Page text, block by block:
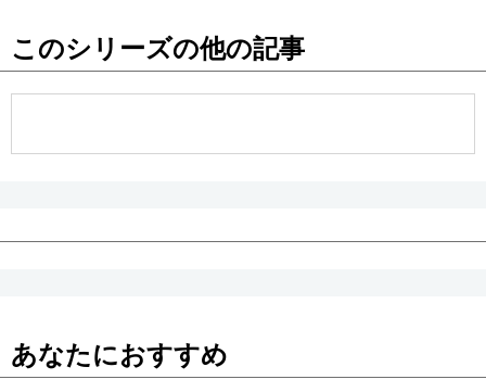
お知らせ
このシリーズの他の記事
あなたにおすすめ